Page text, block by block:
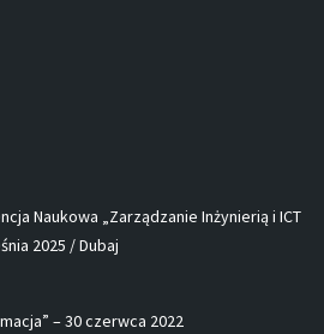
Naukowa „Zarządzanie Inżynierią i ICT
2025 / Dubaj
– 30 czerwca 2022